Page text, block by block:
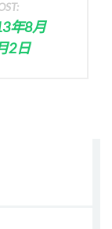
年8月
2日